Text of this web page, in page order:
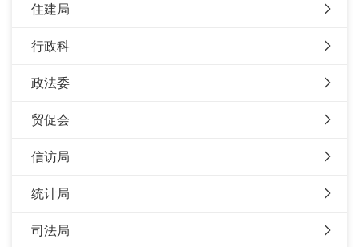
住建局
行政科
政法委
贸促会
信访局
统计局
司法局